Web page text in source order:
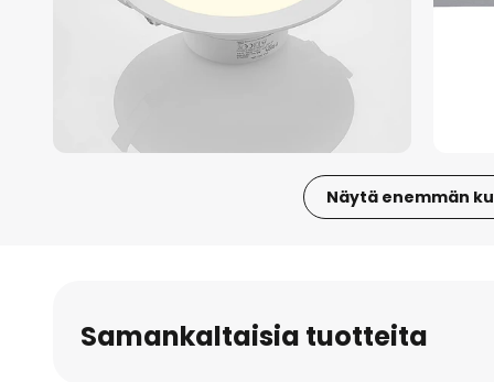
Näytä enemmän
Samankaltaisia tuotteita